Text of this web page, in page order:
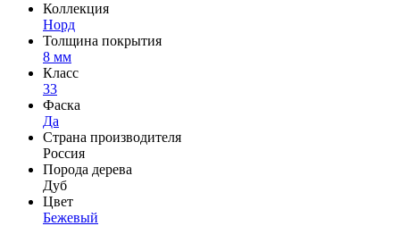
Коллекция
Норд
Толщина покрытия
8 мм
Класс
33
Фаска
Да
Страна производителя
Россия
Порода дерева
Дуб
Цвет
Бежевый